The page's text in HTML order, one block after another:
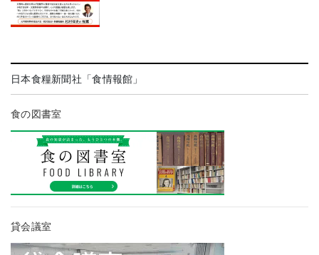
日本食糧新聞社「食情報館」
食の図書室
貸会議室